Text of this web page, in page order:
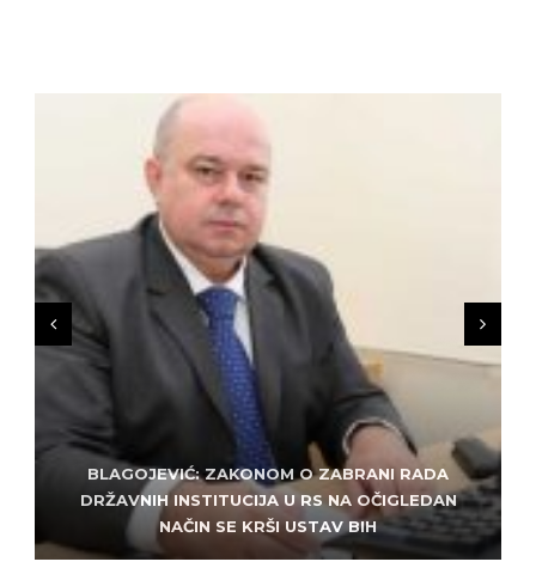
BLAGOJEVIĆ: ZAKONOM O ZABRANI RADA
DRŽAVNIH INSTITUCIJA U RS NA OČIGLEDAN
NAČIN SE KRŠI USTAV BIH
ZLATKO MILETIĆ: DODIK NEMA KUD OD
KRIMINALA, LJUDE IZ REPUBLIEK SRPSKE VUČE U
HAOS
SARAJEVO: ALEM MUDŽELET – ČOVJEK OD
POVJERENJA